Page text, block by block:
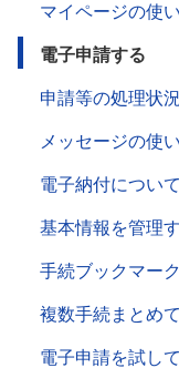
マイページの使
電子申請する
申請等の処理状
メッセージの使
電子納付について
基本情報を管理
手続ブックマー
複数手続まとめ
電子申請を試し